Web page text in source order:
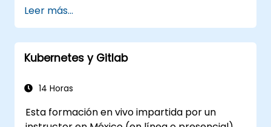
colaborativos.
práctico aborda los conceptos
fundamentales de Git, patrones de flujo de
trabajo diario, estrategias avanzadas de
ramificación y fusión, procesos completos de
internos de Git y consejos prácticos de
eliminar errores comunes y adoptar con
Leer más...
Kubernetes y Gitlab
14 Horas
Esta formación en vivo impartida por un